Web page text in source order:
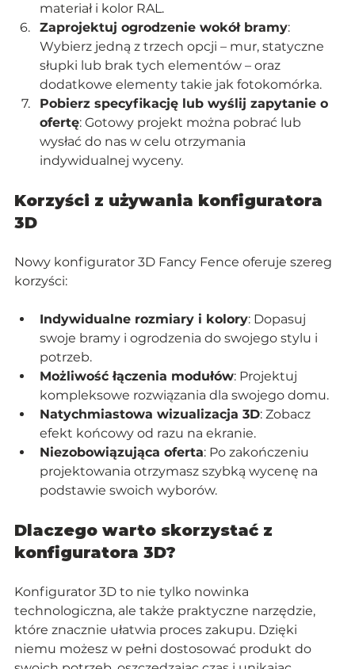
materiał i kolor RAL.
Zaprojektuj ogrodzenie wokół bramy:
Wybierz jedną z trzech opcji – mur, statyczne
słupki lub brak tych elementów – oraz
dodatkowe elementy takie jak fotokomórka.
Pobierz specyfikację lub wyślij zapytanie o
ofertę: Gotowy projekt można pobrać lub
wysłać do nas w celu otrzymania
indywidualnej wyceny.
Korzyści z używania konfiguratora
3D
Nowy konfigurator 3D Fancy Fence oferuje szereg
korzyści:
Indywidualne rozmiary i kolory: Dopasuj
swoje bramy i ogrodzenia do swojego stylu i
potrzeb.
Możliwość łączenia modułów: Projektuj
kompleksowe rozwiązania dla swojego domu.
Natychmiastowa wizualizacja 3D: Zobacz
efekt końcowy od razu na ekranie.
Niezobowiązująca oferta: Po zakończeniu
projektowania otrzymasz szybką wycenę na
podstawie swoich wyborów.
Dlaczego warto skorzystać z
konfiguratora 3D?
Konfigurator 3D to nie tylko nowinka
technologiczna, ale także praktyczne narzędzie,
które znacznie ułatwia proces zakupu. Dzięki
niemu możesz w pełni dostosować produkt do